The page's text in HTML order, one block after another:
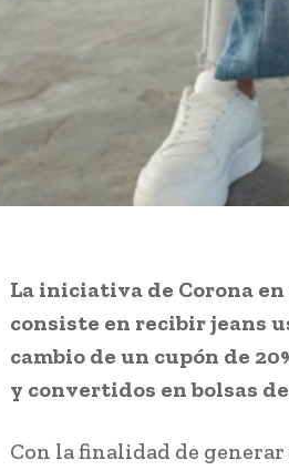
La iniciativa de Corona
consiste en recibir jeans
cambio de un cupón de
y convertidos en bolsas
Con la finalidad de